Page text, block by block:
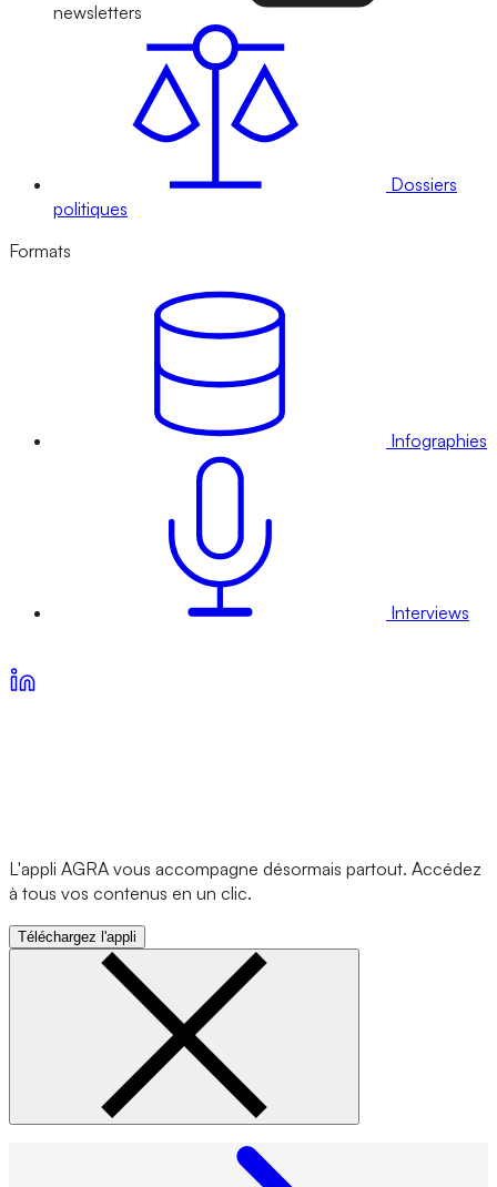
newsletters
Dossiers
politiques
Formats
Infographies
Interviews
L'appli AGRA vous accompagne désormais partout. Accédez
à tous vos contenus en un clic.
Téléchargez l'appli